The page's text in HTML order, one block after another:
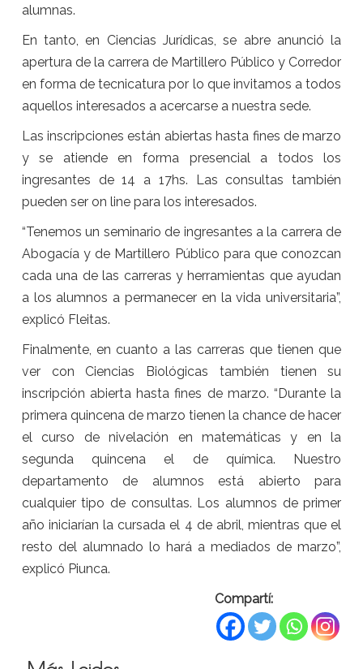
alumnas.
En tanto, en Ciencias Jurídicas, se abre anunció la
apertura de la carrera de Martillero Público y Corredor
en forma de tecnicatura por lo que invitamos a todos
aquellos interesados a acercarse a nuestra sede.
Las inscripciones están abiertas hasta fines de marzo
y se atiende en forma presencial a todos los
ingresantes de 14 a 17hs. Las consultas también
pueden ser on line para los interesados.
“Tenemos un seminario de ingresantes a la carrera de
Abogacía y de Martillero Público para que conozcan
cada una de las carreras y herramientas que ayudan
a los alumnos a permanecer en la vida universitaria”,
explicó Fleitas.
Finalmente, en cuanto a las carreras que tienen que
ver con Ciencias Biológicas también tienen su
inscripción abierta hasta fines de marzo. “Durante la
primera quincena de marzo tienen la chance de hacer
el curso de nivelación en matemáticas y en la
segunda quincena el de química. Nuestro
departamento de alumnos está abierto para
cualquier tipo de consultas. Los alumnos de primer
año iniciarían la cursada el 4 de abril, mientras que el
resto del alumnado lo hará a mediados de marzo”,
explicó Piunca.
Compartí: